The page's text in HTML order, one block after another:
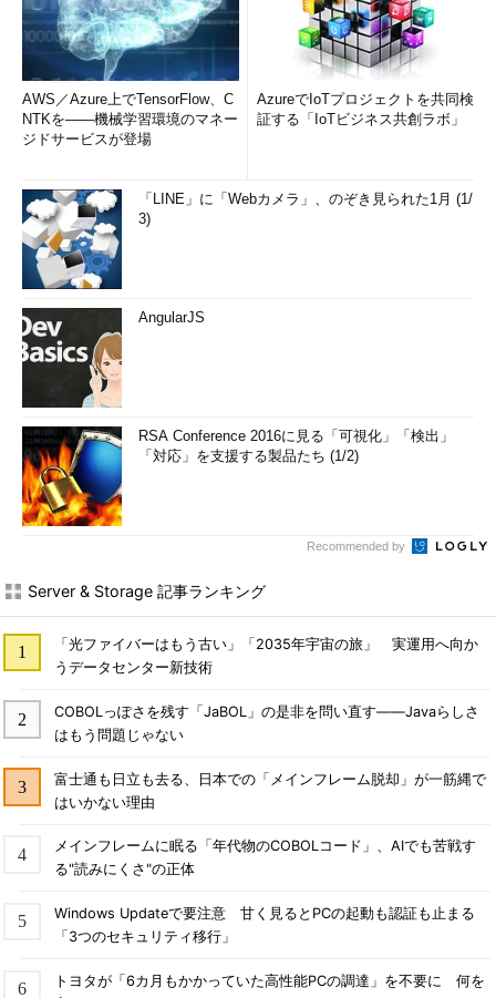
AWS／Azure上でTensorFlow、C
NTKを――機械学習環境のマネー
ジドサービスが登場
AzureでIoTプロジェクトを共同検
証する「IoTビジネス共創ラボ」
「LINE」に「Webカメラ」、のぞき見られた1月 (1/
3)
AngularJS
RSA Conference 2016に見る「可視化」「検出」
「対応」を支援する製品たち (1/2)
Recommended by
Server & Storage 記事ランキング
「光ファイバーはもう古い」「2035年宇宙の旅」 実運用へ向か
うデータセンター新技術
COBOLっぽさを残す「JaBOL」の是非を問い直す――Javaらしさ
はもう問題じゃない
富士通も日立も去る、日本での「メインフレーム脱却」が一筋縄で
はいかない理由
メインフレームに眠る「年代物のCOBOLコード」、AIでも苦戦す
る"読みにくさ"の正体
Windows Updateで要注意 甘く見るとPCの起動も認証も止まる
「3つのセキュリティ移行」
トヨタが「6カ月もかかっていた高性能PCの調達」を不要に 何を